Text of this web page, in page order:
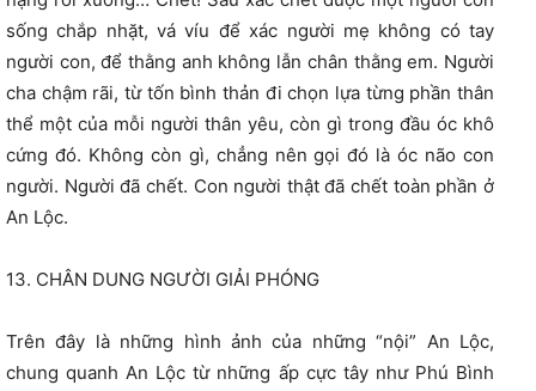
sống chắp nhặt, vá víu để xác người mẹ không có tay
người con, để thằng anh không lẫn chân thằng em. Người
cha chậm rãi, từ tốn bình thản đi chọn lựa từng phần thân
thể một của mỗi người thân yêu, còn gì trong đầu óc khô
cứng đó. Không còn gì, chẳng nên gọi đó là óc não con
người. Người đã chết. Con người thật đã chết toàn phần ở
An Lộc.
13. CHÂN DUNG NGƯỜI GIẢI PHÓNG
Trên đây là những hình ảnh của những “nội” An Lộc,
chung quanh An Lộc từ những ấp cực tây như Phú Bình